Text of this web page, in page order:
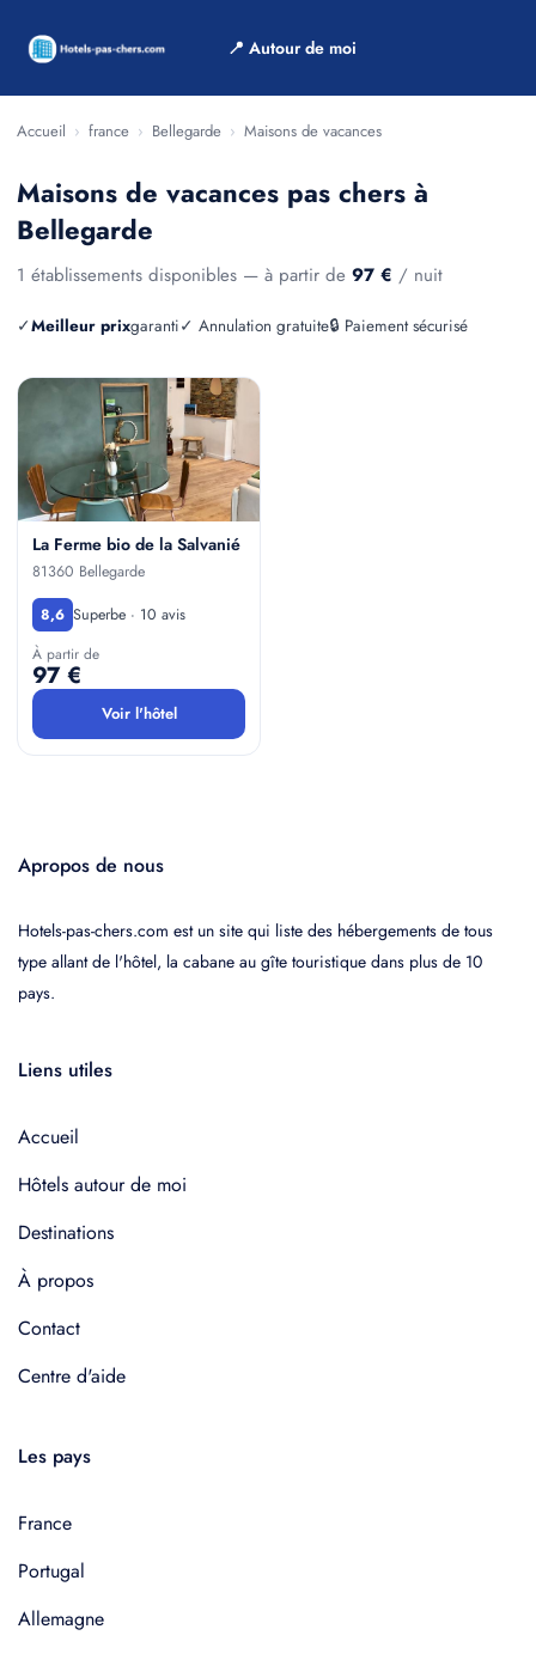
📍 Autour de moi
Accueil › france › Bellegarde › Maisons de vacances
Maisons de vacances pas chers à
Bellegarde
1 établissements disponibles — à partir de 97 € / nuit
✓Meilleur prixgaranti✓ Annulation gratuite🔒 Paiement sécurisé
La Ferme bio de la Salvanié
81360 Bellegarde
8,6 Superbe · 10 avis
À partir de
97 €
Voir l'hôtel
Apropos de nous
Hotels-pas-chers.com est un site qui liste des hébergements de tous
type allant de l'hôtel, la cabane au gîte touristique dans plus de 10
pays.
Liens utiles
Accueil
Hôtels autour de moi
Destinations
À propos
Contact
Centre d'aide
Les pays
France
Portugal
Allemagne